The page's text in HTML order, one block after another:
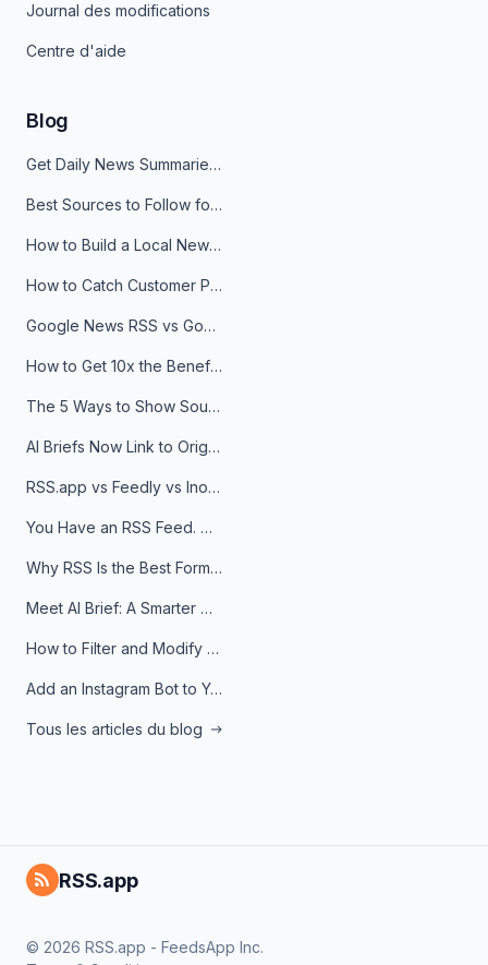
Journal des modifications
Centre d'aide
Blog
Get Daily News Summaries About Any Topic in Telegram, Discord, Slack, and Email
Best Sources to Follow for Crypto News in Your Reader (2026)
How to Build a Local News Hub That Updates Itself
How to Catch Customer Problems Before They Become Support Tickets
Google News RSS vs Google Alerts: Which Is Better for News Monitoring?
How to Get 10x the Benefits of Google Alerts
The 5 Ways to Show Sources in Your AI Brief, And When to Use Each
AI Briefs Now Link to Original Sources. Here's Why It Matters
RSS.app vs Feedly vs Inoreader: Which One Is Actually Right for You?
You Have an RSS Feed. Now What?
Why RSS Is the Best Format for AI Agents in 2026
Meet AI Brief: A Smarter Way to Stay on Top of Information
How to Filter and Modify RSS Feeds
Add an Instagram Bot to Your Telegram Channel, Group, or Topic
Tous les articles du blog
RSS.app
© 2026 RSS.app - FeedsApp Inc.